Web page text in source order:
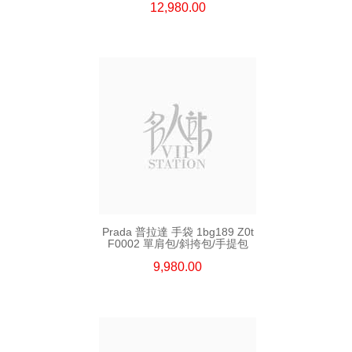
12,980.00
Prada 普拉達 手袋 1bg189 Z0t
F0002 單肩包/斜挎包/手提包
9,980.00